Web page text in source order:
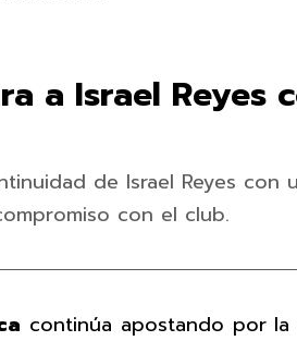
a Israel Reyes
de Israel Reyes
con el club.
continúa apostando por